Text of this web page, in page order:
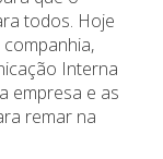
todos. Hoje
Interna
empresa e as
remar na